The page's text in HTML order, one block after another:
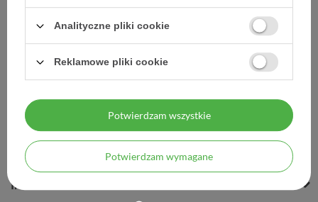
MOJE ZAMÓWIENIE
MOJE KONTO
INFORMACJE
Analityczne pliki cookie
Reklamowe pliki cookie
Potwierdzam wymagane
Potwierdzam wszystkie